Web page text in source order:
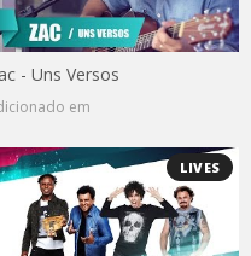
- Uns Versos
em
LIVES